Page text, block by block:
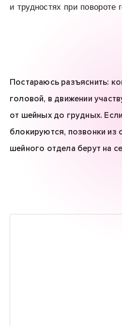
и трудностях при повороте
Постараюсь разъяснить:
головой, в движении
от шейных до грудных.
блокируются, позвонки из
шейного отдела берут на